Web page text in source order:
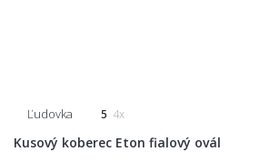
Ľudovka 5 4x
Kusový koberec Eton fialový ovál